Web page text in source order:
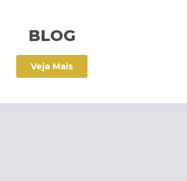
BLOG
Veja Mais